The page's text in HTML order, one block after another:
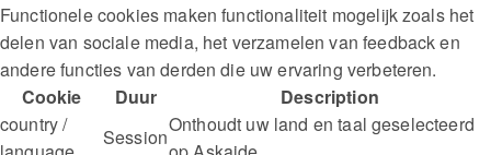
Functionele cookies maken functionaliteit mogelijk zoals het
delen van sociale media, het verzamelen van feedback en
andere functies van derden die uw ervaring verbeteren.
Cookie
Duur
Description
country /
Session
Onthoudt uw land en taal geselecteerd